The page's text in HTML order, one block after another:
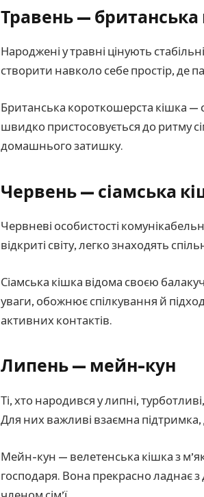
Травень —
Народжені у травні цінують
створити навколо себе простір, де
Британська короткошерста кішка
швидко пристосовується до ритму
домашнього затишку.
Червень — сіамська
Червневі особистості
відкриті світу, легко знаходять
Сіамська кішка відома своєю
уваги, обожнює спілкування й
активних контактів.
Липень — мейн-кун
Ті, хто народився у липні,
Для них важливі взаємна підтримка,
Мейн-кун — велетенська кішка з
господаря. Вона прекрасно ладнає